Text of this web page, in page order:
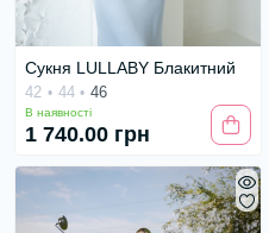
Сукня LULLABY Блакитний
42 44 46
В наявності
1 740.00 грн